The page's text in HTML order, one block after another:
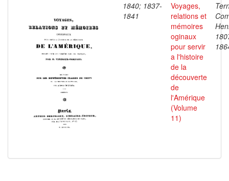
1840; 1837-
1841
Voyages,
relations et
mémoires
oginaux
pour servir
a l'histoire
de la
découverte
de
l'Amérique
(Volume
11)